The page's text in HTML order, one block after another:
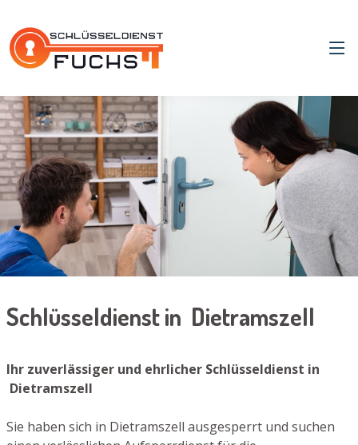
Schlüsseldienst in Dietramszell
Ihr zuverlässiger und ehrlicher Schlüsseldienst in
Dietramszell
Sie haben sich in Dietramszell ausgesperrt und suchen